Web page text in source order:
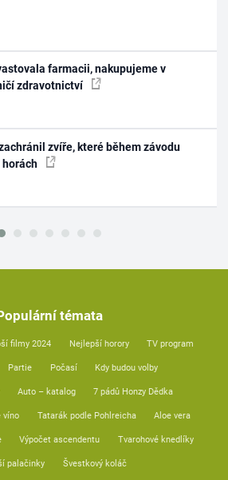
farmacii, nakupujeme v
zdravotnictví
zvíře, které během závodu
témata
filmy 2024 Nejlepší horory TV program
Partie Počasí Kdy budou volby
Auto – katalog 7 pádů Honzy Dědka
víno Tatarák podle Pohlreicha Aloe vera
Výpočet ascendentu Tvarohové knedlíky
palačinky Švestkový koláč